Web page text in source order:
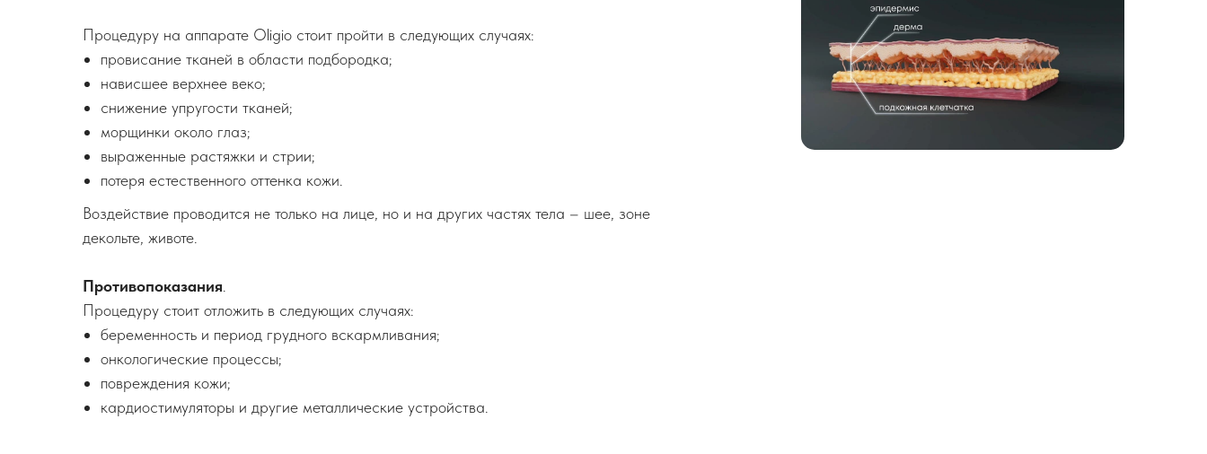
Процедуру на аппарате Oligio стоит пройти в следующих случаях:
провисание тканей в области подбородка;
нависшее верхнее веко;
снижение упругости тканей;
морщинки около глаз;
выраженные растяжки и стрии;
потеря естественного оттенка кожи.
Воздействие проводится не только на лице, но и на других частях тела – шее, зоне
декольте, животе.
Противопоказания.
Процедуру стоит отложить в следующих случаях:
беременность и период грудного вскармливания;
онкологические процессы;
повреждения кожи;
кардиостимуляторы и другие металлические устройства.